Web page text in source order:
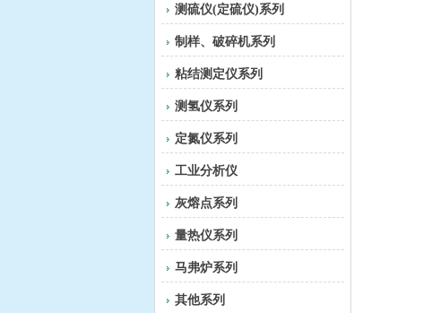
测硫仪(定硫仪)系列
制样、破碎机系列
粘结测定仪系列
测氢仪系列
定氮仪系列
工业分析仪
灰熔点系列
量热仪系列
马弗炉系列
其他系列